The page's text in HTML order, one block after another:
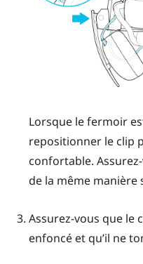
Lorsque le fermoir
repositionner le clip
confortable.
de la même manière
Assurez-vous que le
enfoncé et qu’il ne